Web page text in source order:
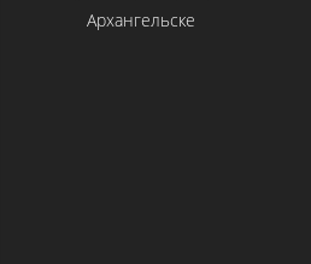
Архангельске